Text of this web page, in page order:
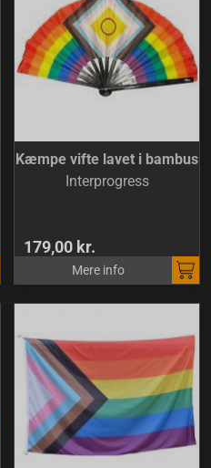
Kæmpe vifte lavet i bambus
Interprogress
179,00 kr.
Mere info